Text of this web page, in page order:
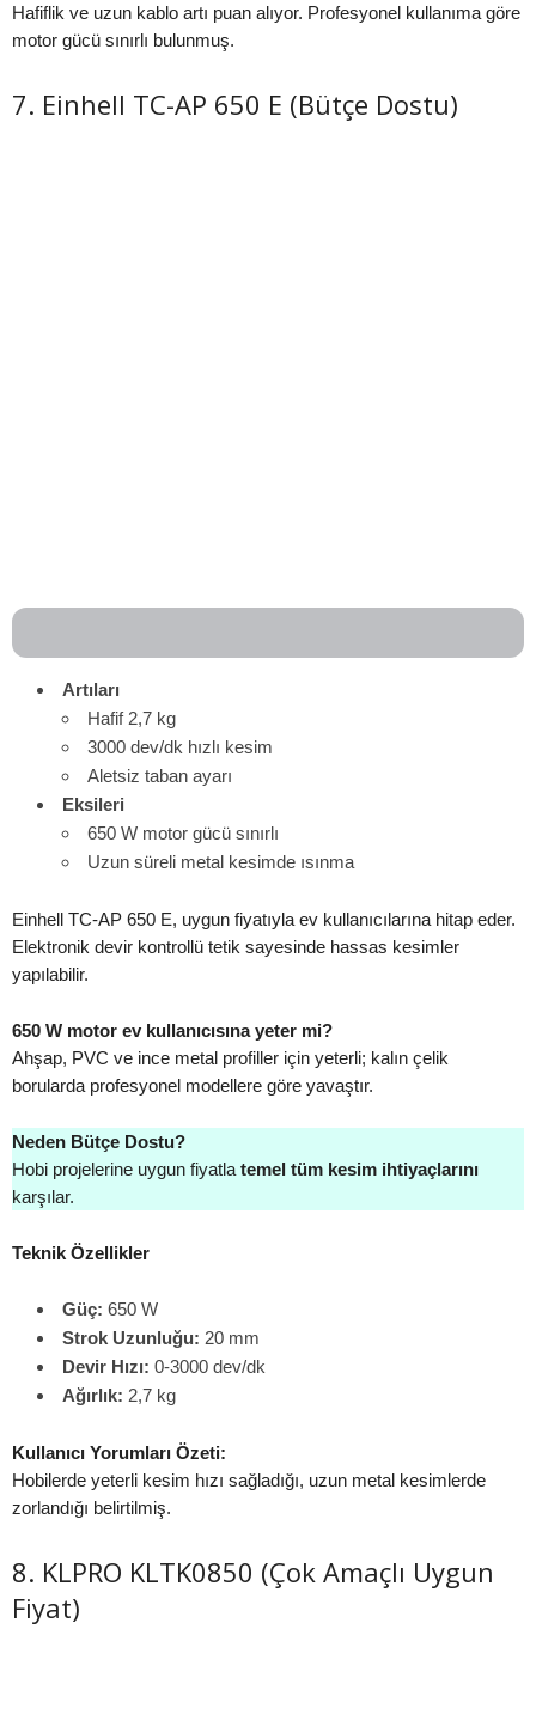
Hafiflik ve uzun kablo artı puan alıyor. Profesyonel kullanıma göre
motor gücü sınırlı bulunmuş.
7. Einhell TC-AP 650 E (Bütçe Dostu)
Artıları
Hafif 2,7 kg
3000 dev/dk hızlı kesim
Aletsiz taban ayarı
Eksileri
650 W motor gücü sınırlı
Uzun süreli metal kesimde ısınma
Einhell TC-AP 650 E, uygun fiyatıyla ev kullanıcılarına hitap eder.
Elektronik devir kontrollü tetik sayesinde hassas kesimler
yapılabilir.
650 W motor ev kullanıcısına yeter mi?
Ahşap, PVC ve ince metal profiller için yeterli; kalın çelik
borularda profesyonel modellere göre yavaştır.
Neden Bütçe Dostu?
Hobi projelerine uygun fiyatla temel tüm kesim ihtiyaçlarını
karşılar.
Teknik Özellikler
Güç: 650 W
Strok Uzunluğu: 20 mm
Devir Hızı: 0-3000 dev/dk
Ağırlık: 2,7 kg
Kullanıcı Yorumları Özeti:
Hobilerde yeterli kesim hızı sağladığı, uzun metal kesimlerde
zorlandığı belirtilmiş.
8. KLPRO KLTK0850 (Çok Amaçlı Uygun
Fiyat)